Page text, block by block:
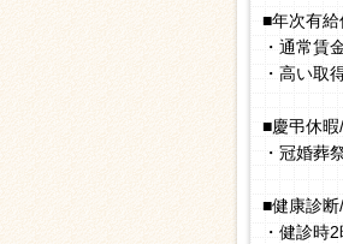
■年次有給
・通常賃
・高い取
■慶弔休
・冠婚葬
■健康診
・健診時